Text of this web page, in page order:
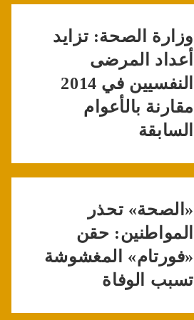
وزارة الصحة: تزايد
أعداد المرضى
النفسيين في 2014
مقارنة بالأعوام
السابقة
«الصحة» تحذر
المواطنين: حقن
«فورتام» المغشوشة
تسبب الوفاة